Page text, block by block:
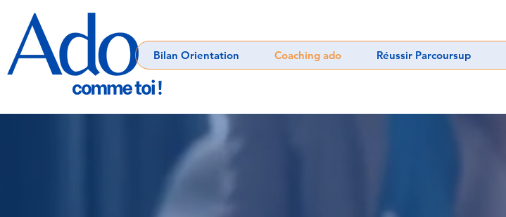
Bilan Orientation Coaching ado Réussir Parcoursup